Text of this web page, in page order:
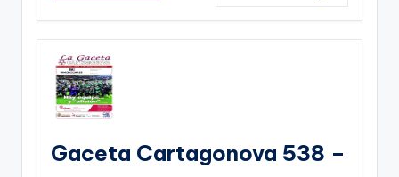
Gaceta Cartagonova 538 –